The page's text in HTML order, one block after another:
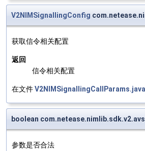
V2NIMSignallingConfig
获取信令相关配置
返回
信令相关配置
在文件V2NIMSignallingCallParams.java
boolean
参数是否合法